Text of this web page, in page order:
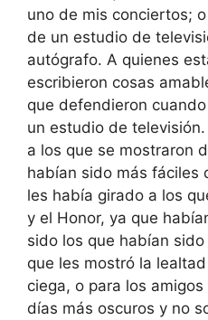
uno de mis conciertos;
de un estudio de
autógrafo. A quienes
escribieron cosas
que defendieron
un estudio de
a los que se mostraron
habían sido más fáciles
les había girado a los
y el Honor, ya que
sido los que habían
que les mostró la
ciega, o para los
días más oscuros y no